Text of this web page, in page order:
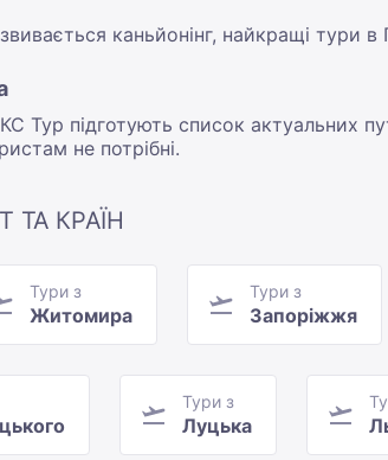
каньйонінг, найкращі тури в
Тур підготують список актуальних
не потрібні.
ТА КРАЇН
Тури з
Житомира
Тури з
Запоріжжя
Тури з
Луцька